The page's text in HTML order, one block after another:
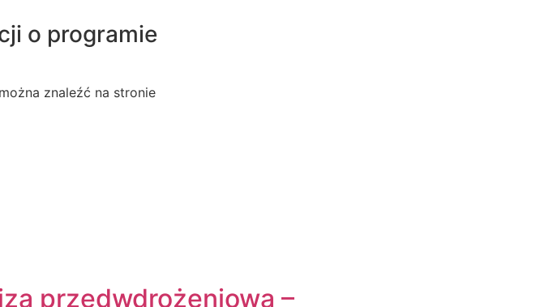
o programie
znaleźć na stronie
przedwdrożeniowa –